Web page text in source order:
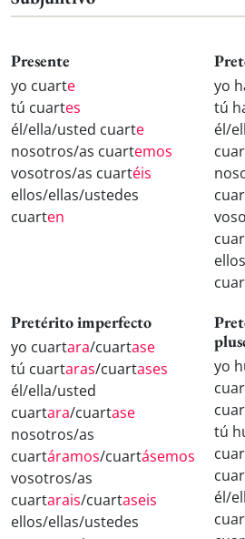
Presente
yo cuarte
tú cuartes
él/ella/usted cuarte
nosotros/as cuartemos
vosotros/as cuartéis
ellos/ellas/ustedes
cuarten
yo
tú
él/
Pretérito imperfecto
yo cuartara/cuartase
tú cuartaras/cuartases
él/ella/usted
cuartara/cuartase
nosotros/as
cuartáramos/cuartásemos
vosotros/as
cuartarais/cuartaseis
ellos/ellas/ustedes
yo
tú
él/